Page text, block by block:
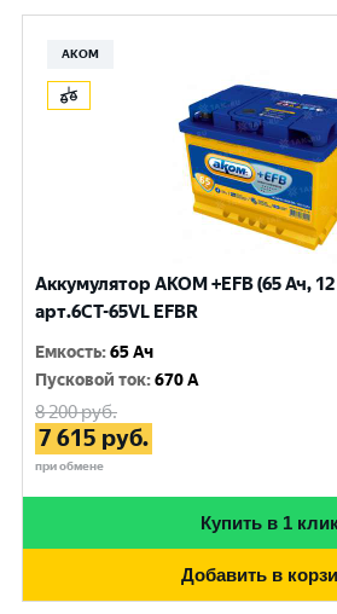
АКОМ
Аккумулятор AKOM +EFB (65 Ач,
арт.6CT-65VL EFBR
Емкость:65 Ач
Пусковой ток:670 A
8 200руб.
7 615 руб.
при обмене
Купить в 1
Добавить в